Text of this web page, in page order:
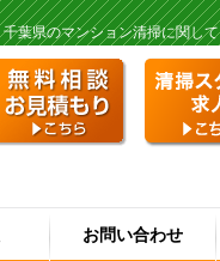
千葉県のマンション清掃に関して
お問い合わせ